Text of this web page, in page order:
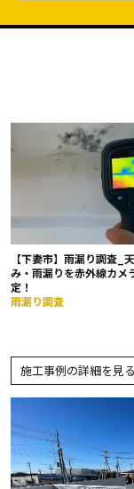
【下妻市】雨漏り調査_
み・雨漏りを赤外線カメ
定！
雨漏り調査
施工事例の詳細を見る